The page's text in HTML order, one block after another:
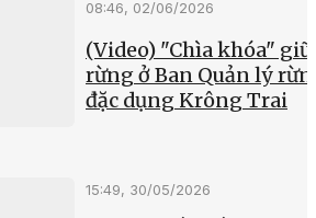
08:46, 02/06/2026
(Video) "Chìa khóa" giữ
rừng ở Ban Quản lý
đặc dụng Krông Trai
15:49, 30/05/2026